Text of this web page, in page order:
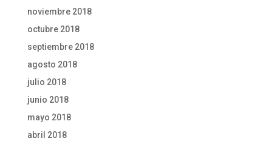
noviembre 2018
octubre 2018
septiembre 2018
agosto 2018
julio 2018
junio 2018
mayo 2018
abril 2018